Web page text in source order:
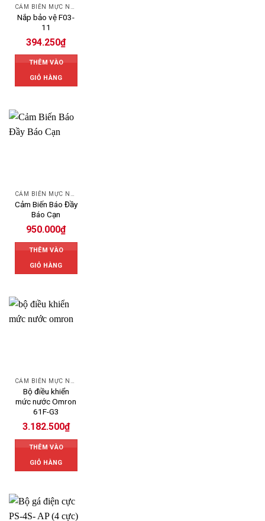
Nắp bảo vệ F03-
11
394.250₫
THÊM VÀO
GIỎ HÀNG
Cảm Biến Báo Đầy
Báo Cạn
950.000₫
THÊM VÀO
GIỎ HÀNG
Bộ điều khiển
mức nước Omron
61F-G3
3.182.500₫
THÊM VÀO
GIỎ HÀNG